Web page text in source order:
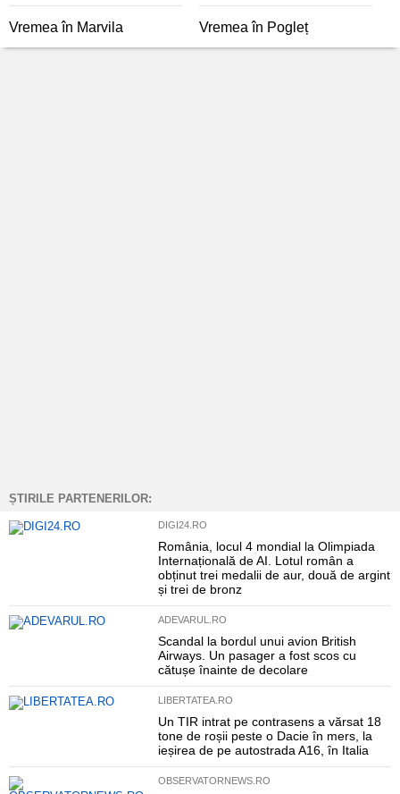
Vremea în Marvila Vremea în Pogleț
ȘTIRILE PARTENERILOR:
DIGI24.RO
România, locul 4 mondial la Olimpiada
Internațională de AI. Lotul român a
obținut trei medalii de aur, două de argint
și trei de bronz
ADEVARUL.RO
Scandal la bordul unui avion British
Airways. Un pasager a fost scos cu
cătușe înainte de decolare
LIBERTATEA.RO
Un TIR intrat pe contrasens a vărsat 18
tone de roșii peste o Dacie în mers, la
ieșirea de pe autostrada A16, în Italia
OBSERVATORNEWS.RO